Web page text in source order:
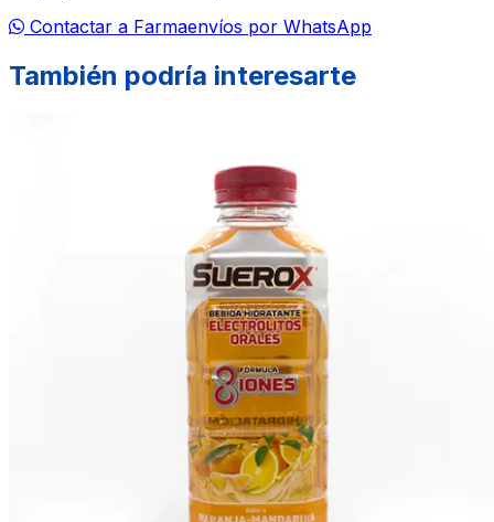
Contactar a Farmaenvíos por WhatsApp
También podría interesarte